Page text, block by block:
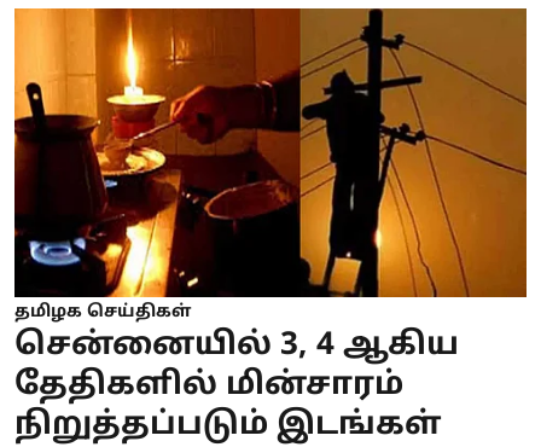
தமிழக செய்திகள்
சென்னையில் 3, 4 ஆகிய
தேதிகளில் மின்சாரம்
நிறுத்தப்படும் இடங்கள்